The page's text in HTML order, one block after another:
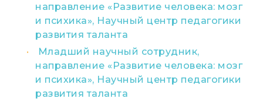
направление «Развитие человека: мозг
и психика», Научный центр педагогики
развития таланта
Младший научный сотрудник,
направление «Развитие человека: мозг
и психика», Научный центр педагогики
развития таланта